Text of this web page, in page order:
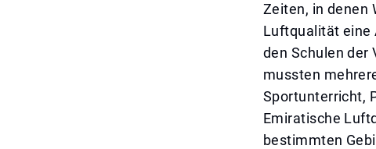
Zeiten, in denen
Luftqualität eine
den Schulen der
mussten
Sportunterricht,
Emiratische
bestimmten